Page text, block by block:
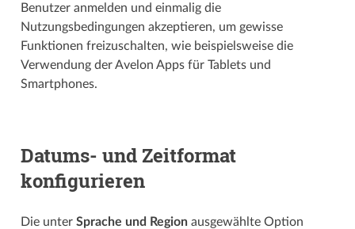
Benutzer anmelden und einmalig die
Nutzungsbedingungen akzeptieren, um gewisse
Funktionen freizuschalten, wie beispielsweise die
Verwendung der Avelon Apps für Tablets und
Smartphones.
Datums- und Zeitformat
konfigurieren
Die unter Sprache und Regionausgewählte Option